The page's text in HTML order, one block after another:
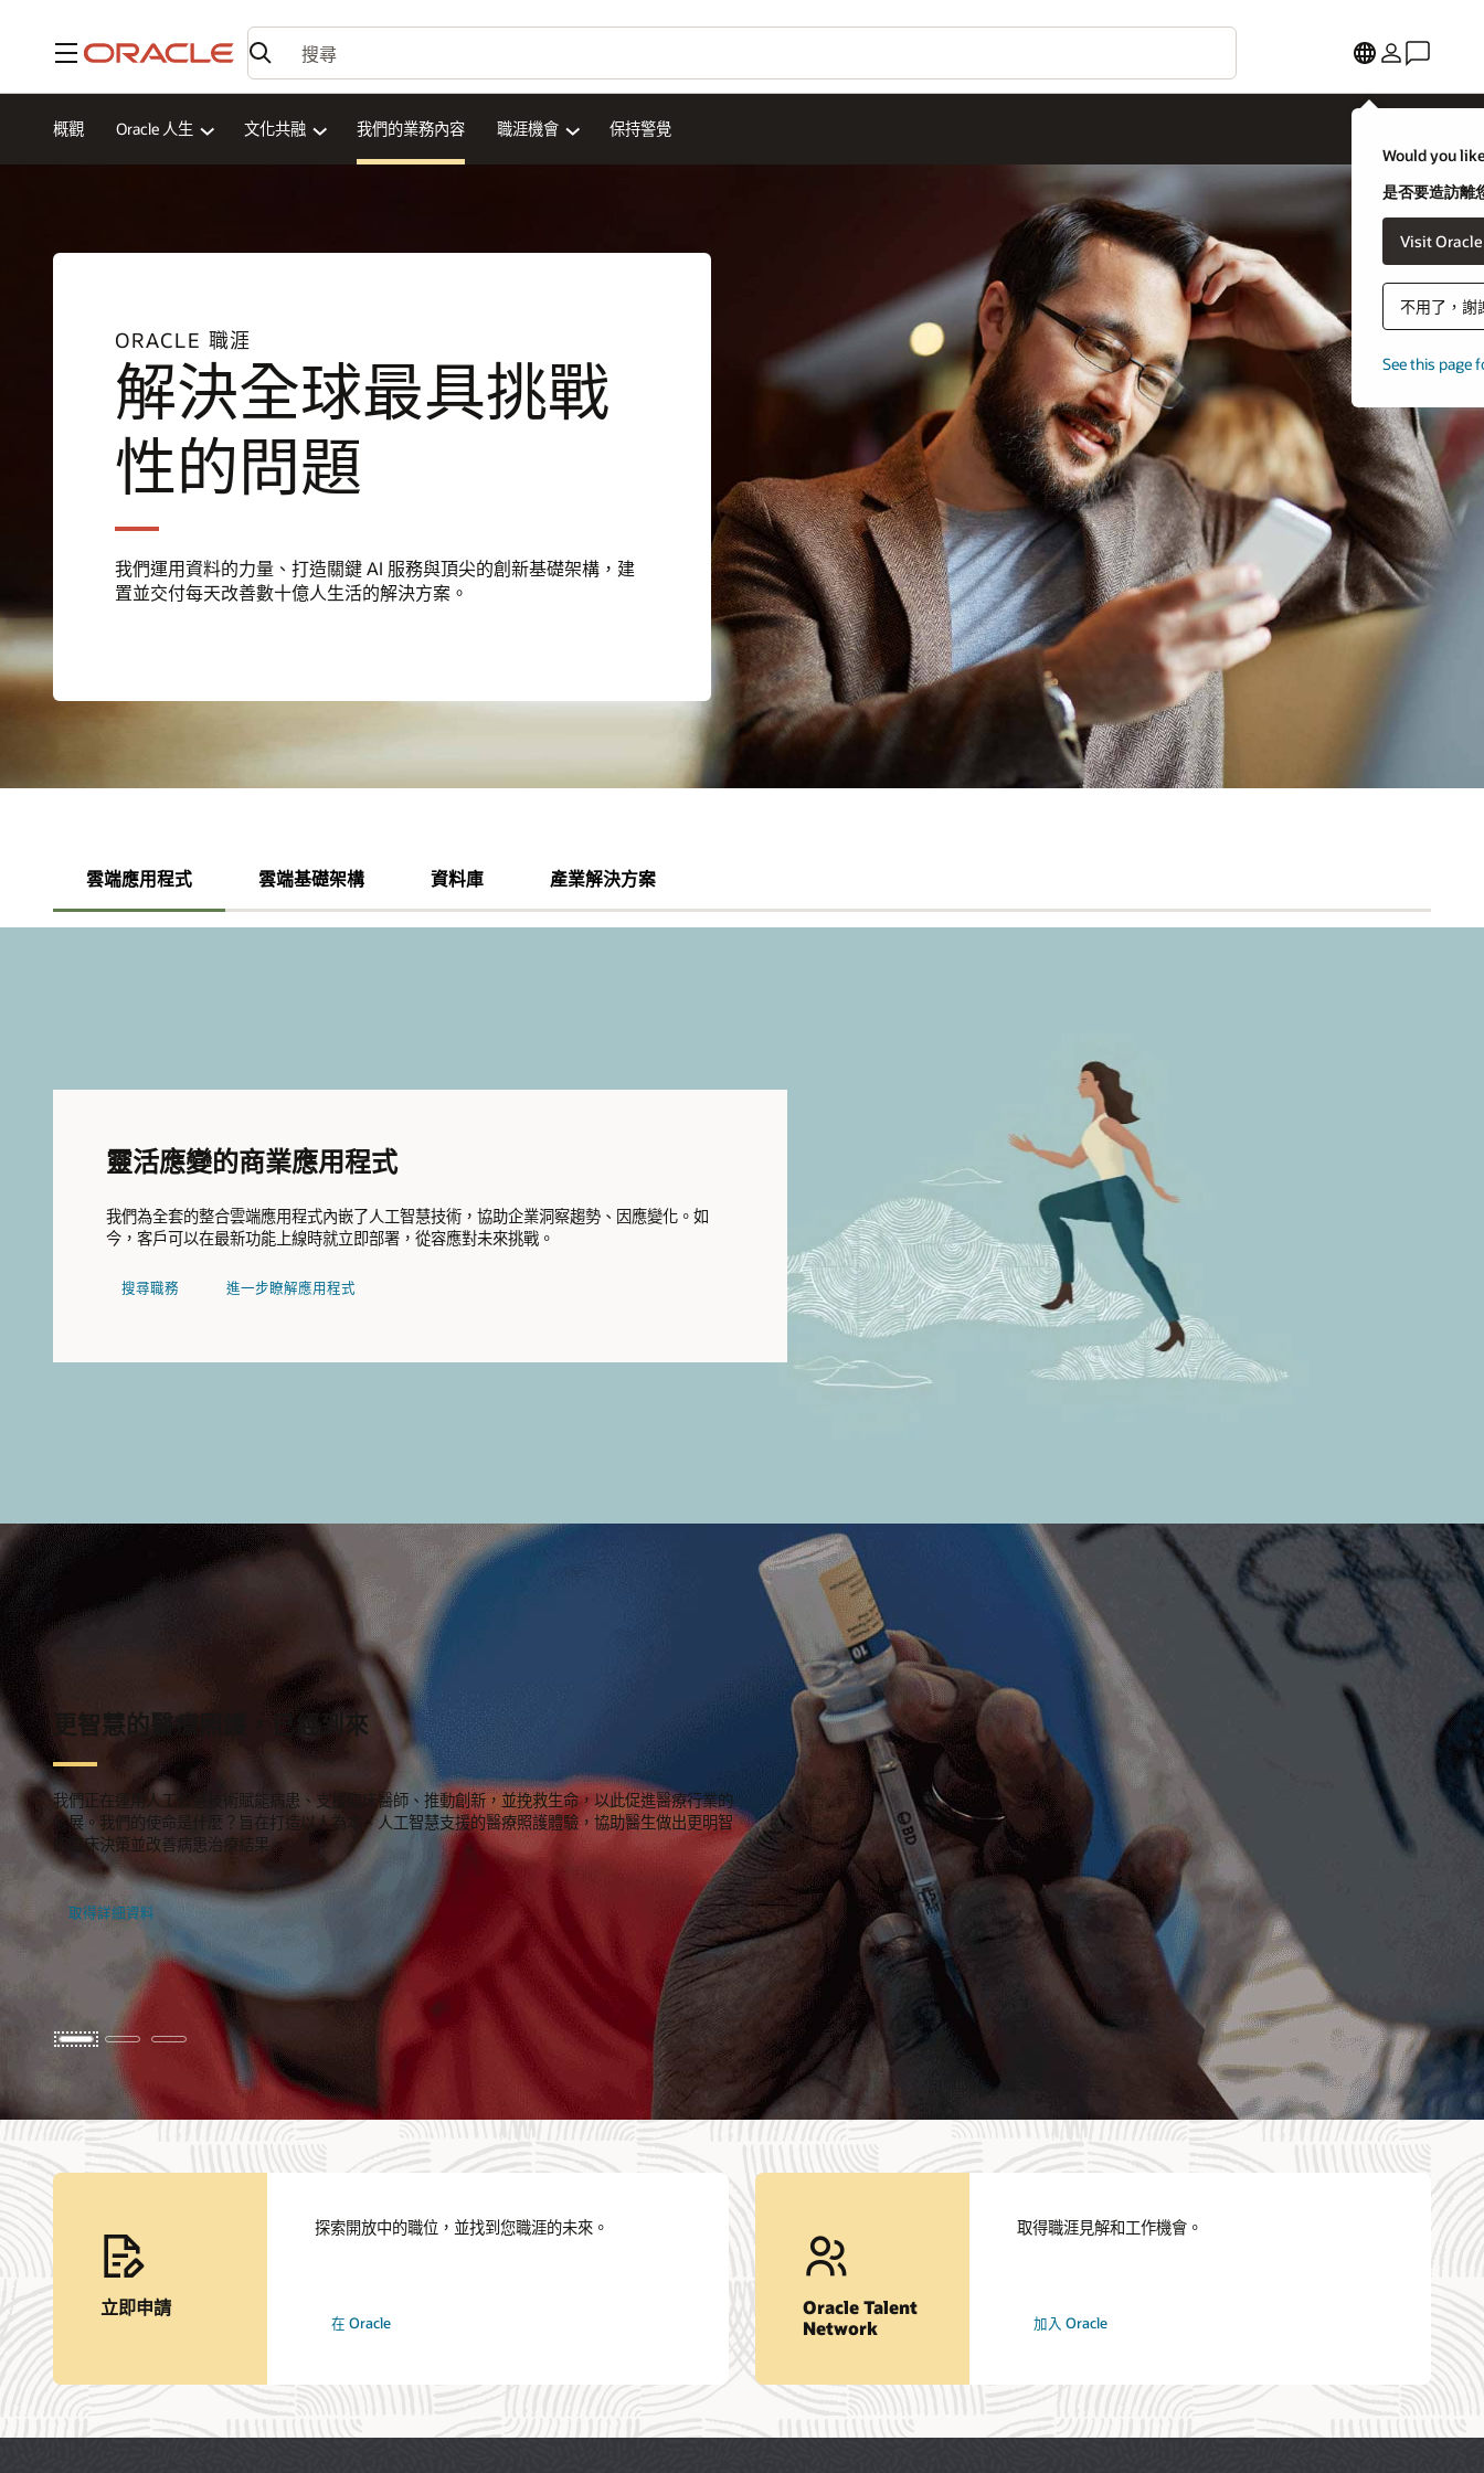
功能表
Would you
是否要造訪離
Visit
不用了，謝
See this page
概觀 Oracle 人生 文化共融 我們的業務內容 職涯機會 保持警覺
ORACLE 職涯
解決全球最具挑戰
性的問題
我們運用資料的力量、打造關鍵 AI 服務與頂尖的創新基礎架構，建
置並交付每天改善數十億人生活的解決方案。
雲端應用程式 雲端基礎架構 資料庫 產業解決方案
靈活應變的商業應用程式
我們為全套的整合雲端應用程式內嵌了人工智慧技術，協助企業洞察趨勢、因應變化。如
今，客戶可以在最新功能上線時就立即部署，從容應對未來挑戰。
搜尋職務 進一步瞭解應用程式
更智慧的醫療照護，已經到來
我們正在運用人工智慧技術賦能病患、支援臨床醫師、推動創新，並挽救生命，以此促進醫療行業的
發展。我們的使命是什麼？旨在打造以人為本、人工智慧支援的醫療照護體驗，協助醫生做出更明智
的臨床決策並改善病患治療結果。
取得詳細資料
立即申請
探索開放中的職位，並找到您職涯的未來。
在 Oracle
Oracle Talent
Network
取得職涯見解和工作機會。
加入 Oracle